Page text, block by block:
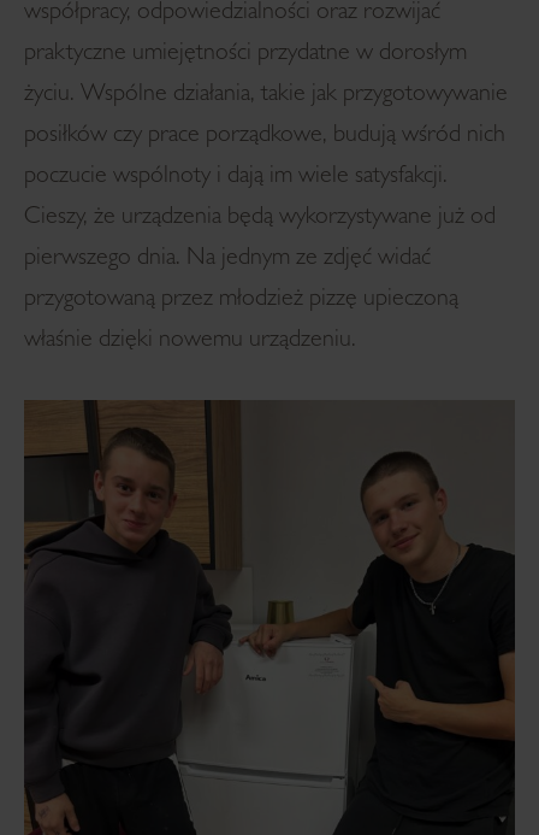
współpracy, odpowiedzialności oraz rozwijać
praktyczne umiejętności przydatne w dorosłym
życiu. Wspólne działania, takie jak przygotowywanie
posiłków czy prace porządkowe, budują wśród nich
poczucie wspólnoty i dają im wiele satysfakcji.
Cieszy, że urządzenia będą wykorzystywane już od
pierwszego dnia. Na jednym ze zdjęć widać
przygotowaną przez młodzież pizzę upieczoną
właśnie dzięki nowemu urządzeniu.